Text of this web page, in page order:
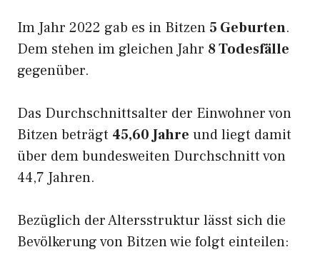
Im Jahr 2022 gab es in Bitzen 5 Geburten.
Dem stehen im gleichen Jahr 8 Todesfälle
gegenüber.
Das Durchschnittsalter der Einwohner von
Bitzen beträgt 45,60 Jahre und liegt damit
über dem bundesweiten Durchschnitt von
44,7 Jahren.
Bezüglich der Altersstruktur lässt sich die
Bevölkerung von Bitzen wie folgt einteilen: